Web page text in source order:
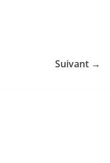
Suivant →